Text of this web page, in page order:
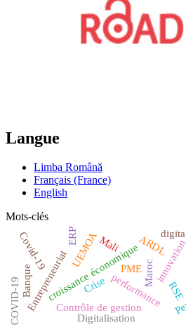
Langue
Limba Română
Français (France)
English
Mots-clés
Maroc
performance
PME
croissance économique
Mali innovation
Contrôle de gestion
Entrepreneuriat
ARDL
UEMOA
RSE
Covid-19
Crise
Banque
Digitalisation
COVID-19
ERP